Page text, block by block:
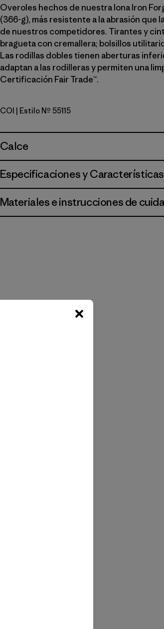
Overoles hechos de nuestra lona Iron
(366-g), más resistente a la abrasión que
de nuestros competidores. Tirantes y
bragueta con cremallera; bolsillos
Las rodillas dobles tienen aberturas
adaptan a las rodilleras y permiten una
Certificación Fair Trade™.
Coriander Brown
COI | Estilo Nº 55115
Calce
Especificaciones y Características
Materiales e instrucciones de